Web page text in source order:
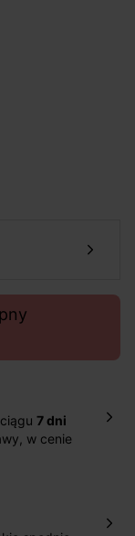
7 dni
w cenie